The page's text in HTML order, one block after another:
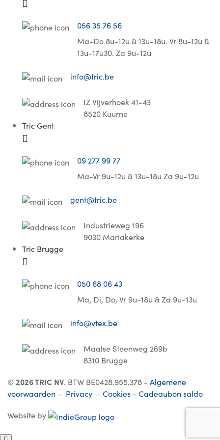
056 35 76 56
Ma-Do 8u-12u & 13u-18u. Vr 8u-12u &
13u-17u30. Za 9u-12u
info@tric.be
IZ Vijverhoek 41-43
8520 Kuurne
Tric Gent
09 277 99 77
Ma-Vr 9u-12u & 13u-18u Za 9u-12u
gent@tric.be
Industrieweg 196
9030 Mariakerke
Tric Brugge
050 68 06 43
Ma, Di, Do, Vr 9u-18u & Za 9u-13u
info@vtex.be
Maalse Steenweg 269b
8310 Brugge
© 2026 TRIC NV. BTW BE0428.955.378 - Algemene
voorwaarden — Privacy — Cookies - Cadeaubon saldo
Website by